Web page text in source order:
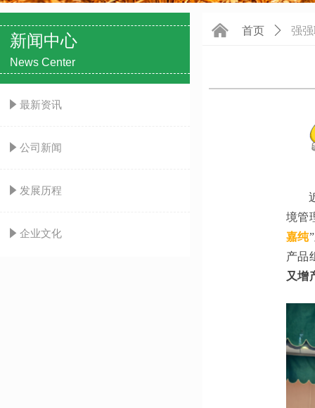
新闻中心
News Center
념 最新资讯
념 公司新闻
념 发展历程
념 企业文化
낀 首页 ꄲ 强
境管
嘉纯
产品
又增